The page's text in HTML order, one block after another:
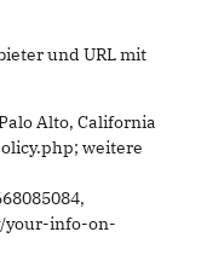
und URL mit
Alto, California
weitere
your-info-on-